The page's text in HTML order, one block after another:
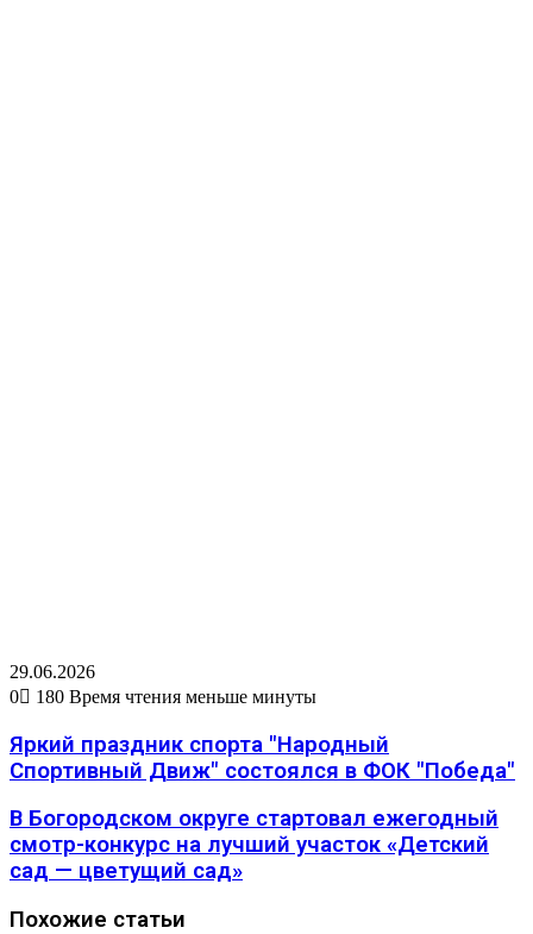
29.06.2026
0
180 Время чтения меньше минуты
Яркий праздник спорта "Народный
Спортивный Движ" состоялся в ФОК "Победа"
В Богородском округе стартовал ежегодный
смотр-конкурс на лучший участок «Детский
сад — цветущий сад»
Похожие статьи